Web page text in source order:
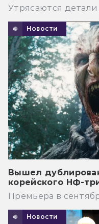
Утрясаются детали
Новости
Вышел
корейского НФ-
Премьера в
Новости